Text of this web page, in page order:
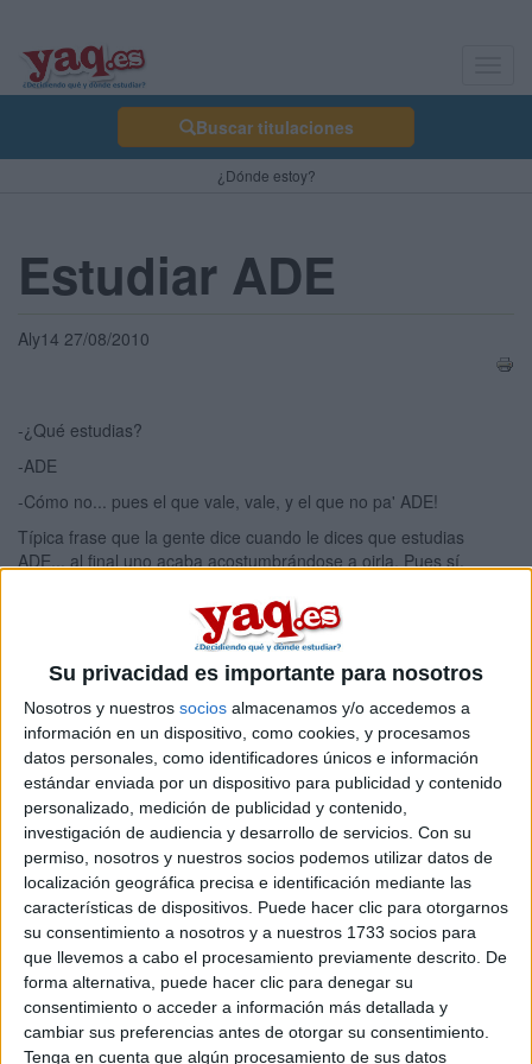
Su privacidad es importante para nosotros
Nosotros y nuestros socios almacenamos y/o accedemos a
información en un dispositivo, como cookies, y procesamos
datos personales, como identificadores únicos e información
estándar enviada por un dispositivo para publicidad y contenido
personalizado, medición de publicidad y contenido,
investigación de audiencia y desarrollo de servicios. Con su
permiso, nosotros y nuestros socios podemos utilizar datos de
localización geográfica precisa e identificación mediante las
características de dispositivos. Puede hacer clic para otorgarnos
su consentimiento a nosotros y a nuestros 1733 socios para
que llevemos a cabo el procesamiento previamente descrito. De
forma alternativa, puede hacer clic para denegar su
consentimiento o acceder a información más detallada y
cambiar sus preferencias antes de otorgar su consentimiento.
Tenga en cuenta que algún procesamiento de sus datos
Buscar titulaciones
¿Dónde estoy?
Estudiar ADE
Aly14 27/08/2010
-¿Qué estudias?
-ADE
-Cómo no... pues el que vale, vale, y el que no pa' ADE!
Típica frase que la gente dice cuando le dices que estudias
ADE... al final uno acaba acostumbrándose a oirla. Pues sí,
¿Por qué la elegí? Pues porque, a pesar de haber hecho el
bachillerato de Ciencias de la Salud, era una carrera que me
llamaba mucho la atención y que además, tiene muchísimas
salidas en el mercado laboral. No me gustaba la biología, ni la
medicina, ni ninguna otra carrera de ciencias, así que cogí ADE
como primera opción, y me la dieron.
En los institutos no dan mucha información sobre las carreras, y
en AULA, a no ser que tengas más o menos claro lo que tienes
pensado estudiar, es complicado coger información sobre todo
porque hay muchísimas opciones para estudiar. Yo lo tenía claro,
a pesar de no haber dado economía nunca quería estudiar ADE,
y con la revista Y Ahora Qué, AULA y otras fuentes de
información busqué la universidad que me ofrecía lo que más me
gustaba. Y me encanta.
Eso de que "el que no vale va a ADE" ... todos valemos, a cada
uno se le da mejor una cosa u otra, pero todos sabemos hacer
algo bien. ADE abarca muchos temas: sociología, derecho,
contabilidad, matemáticas... muchas matemáticas. Si no sabes